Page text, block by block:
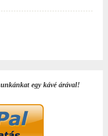
egy kávé árával!